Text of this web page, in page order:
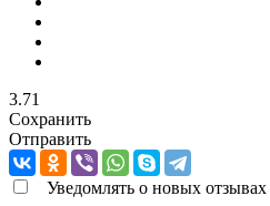
3.71
Сохранить
Отправить
Уведомлять о новых отзывах